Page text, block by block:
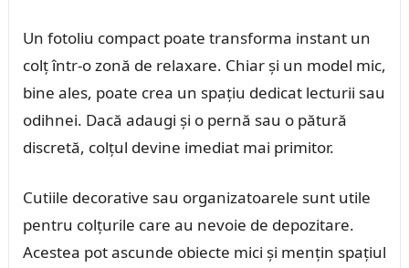
Un fotoliu compact poate transforma instant un
colț într-o zonă de relaxare. Chiar și un model mic,
bine ales, poate crea un spațiu dedicat lecturii sau
odihnei. Dacă adaugi și o pernă sau o pătură
discretă, colțul devine imediat mai primitor.
Cutiile decorative sau organizatoarele sunt utile
pentru colțurile care au nevoie de depozitare.
Acestea pot ascunde obiecte mici și mențin spațiul